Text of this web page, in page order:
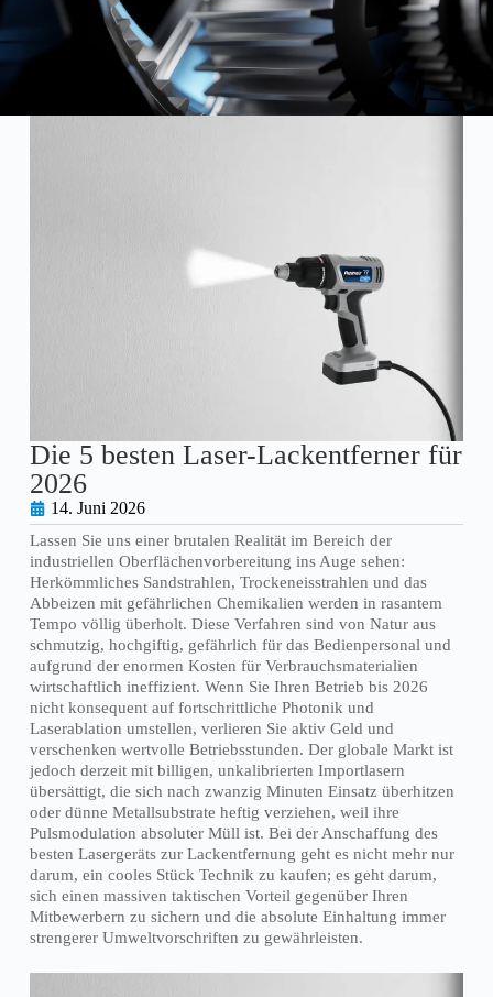
Die 5 besten Laser-Lackentferner für
2026
14. Juni 2026
Lassen Sie uns einer brutalen Realität im Bereich der
industriellen Oberflächenvorbereitung ins Auge sehen:
Herkömmliches Sandstrahlen, Trockeneisstrahlen und das
Abbeizen mit gefährlichen Chemikalien werden in rasantem
Tempo völlig überholt. Diese Verfahren sind von Natur aus
schmutzig, hochgiftig, gefährlich für das Bedienpersonal und
aufgrund der enormen Kosten für Verbrauchsmaterialien
wirtschaftlich ineffizient. Wenn Sie Ihren Betrieb bis 2026
nicht konsequent auf fortschrittliche Photonik und
Laserablation umstellen, verlieren Sie aktiv Geld und
verschenken wertvolle Betriebsstunden. Der globale Markt ist
jedoch derzeit mit billigen, unkalibrierten Importlasern
übersättigt, die sich nach zwanzig Minuten Einsatz überhitzen
oder dünne Metallsubstrate heftig verziehen, weil ihre
Pulsmodulation absoluter Müll ist. Bei der Anschaffung des
besten Lasergeräts zur Lackentfernung geht es nicht mehr nur
darum, ein cooles Stück Technik zu kaufen; es geht darum,
sich einen massiven taktischen Vorteil gegenüber Ihren
Mitbewerbern zu sichern und die absolute Einhaltung immer
strengerer Umweltvorschriften zu gewährleisten.